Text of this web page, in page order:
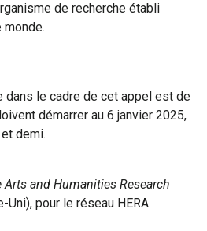
de recherche établi
monde.
dans le cadre de cet appel est de
démarrer au 6 janvier 2025,
demi.
Arts and Humanities Research
Uni), pour le réseau HERA.